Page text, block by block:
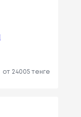
от 24005 тенге